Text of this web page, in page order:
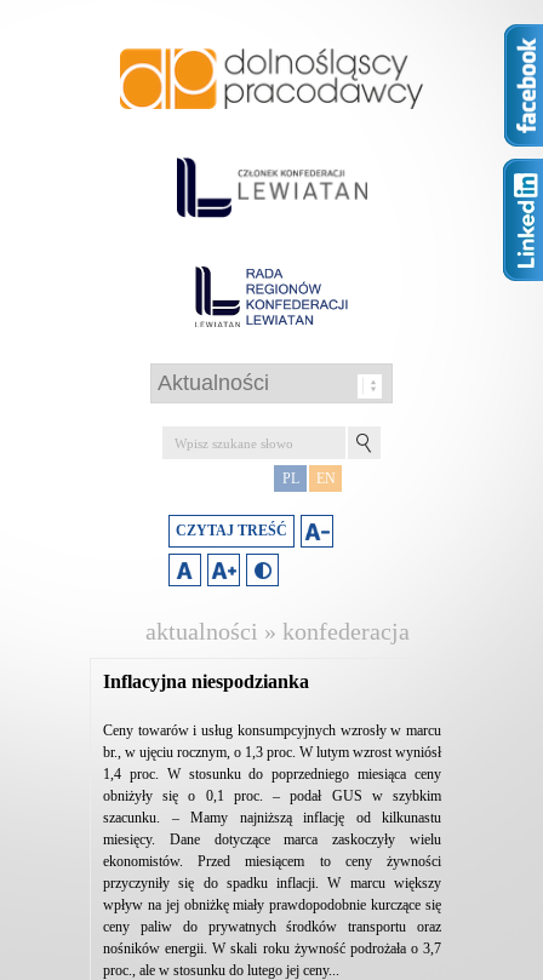
PL EN
CZYTAJ TREŚĆ
aktualności » konfederacja
Inflacyjna niespodzianka
Ceny towarów i usług konsumpcyjnych wzrosły w marcu
br., w ujęciu rocznym, o 1,3 proc. W lutym wzrost wyniósł
1,4 proc. W stosunku do poprzedniego miesiąca ceny
obniżyły się o 0,1 proc. – podał GUS w szybkim
szacunku. – Mamy najniższą inflację od kilkunastu
miesięcy. Dane dotyczące marca zaskoczyły wielu
ekonomistów. Przed miesiącem to ceny żywności
przyczyniły się do spadku inflacji. W marcu większy
wpływ na jej obniżkę miały prawdopodobnie kurczące się
ceny paliw do prywatnych środków transportu oraz
nośników energii. W skali roku żywność podrożała o 3,7
proc., ale w stosunku do lutego jej ceny...